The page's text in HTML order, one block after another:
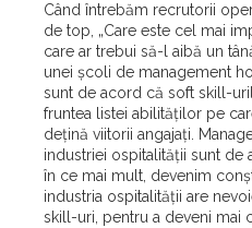
Când întrebăm recrutorii
de top, „Care este cel mai
care ar trebui să-l aibă un
unei școli de management
sunt de acord că soft skill-
fruntea listei abilităților pe
dețină viitorii angajați.
industriei ospitalității sunt de
în ce mai mult, devenim
industria ospitalității are
skill-uri, pentru a deveni mai